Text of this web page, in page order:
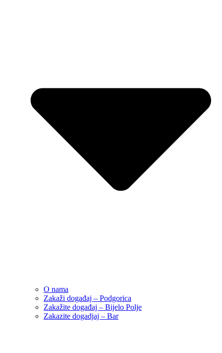
O nama
Zakaži događaj – Podgorica
Zakažite događaj – Bijelo Polje
Zakazite dogadjaj – Bar